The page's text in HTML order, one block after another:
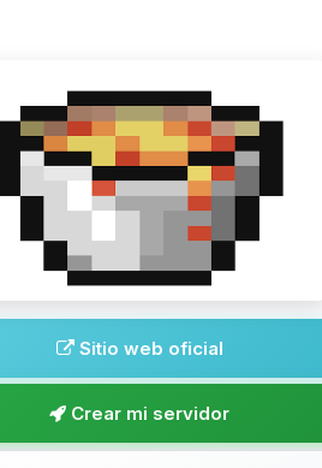
Sitio web oficial
Crear mi servidor